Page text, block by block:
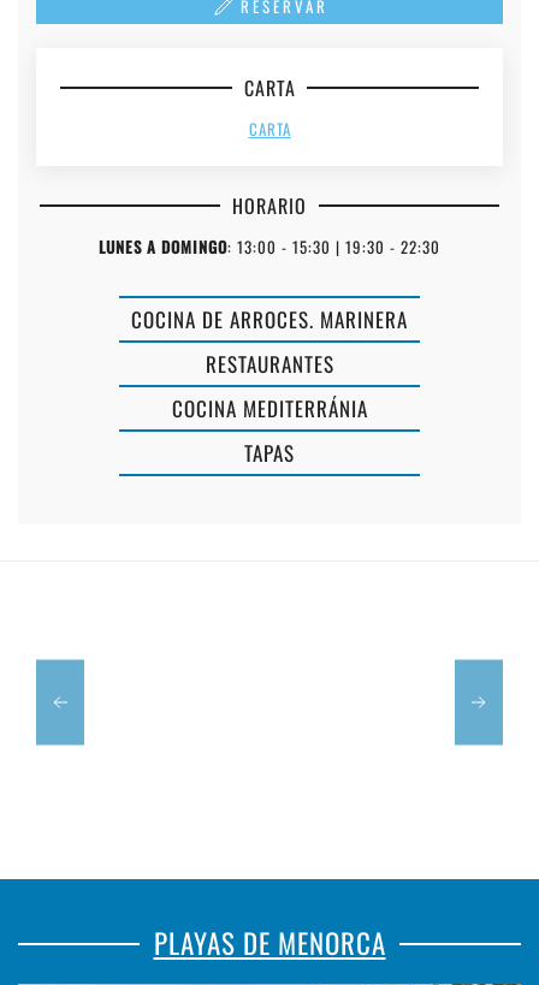
RESERVAR
CARTA
CARTA
HORARIO
LUNES A DOMINGO: 13:00 - 15:30 | 19:30 - 22:30
COCINA DE ARROCES. MARINERA
RESTAURANTES
COCINA MEDITERRÁNIA
TAPAS
PLAYAS DE MENORCA